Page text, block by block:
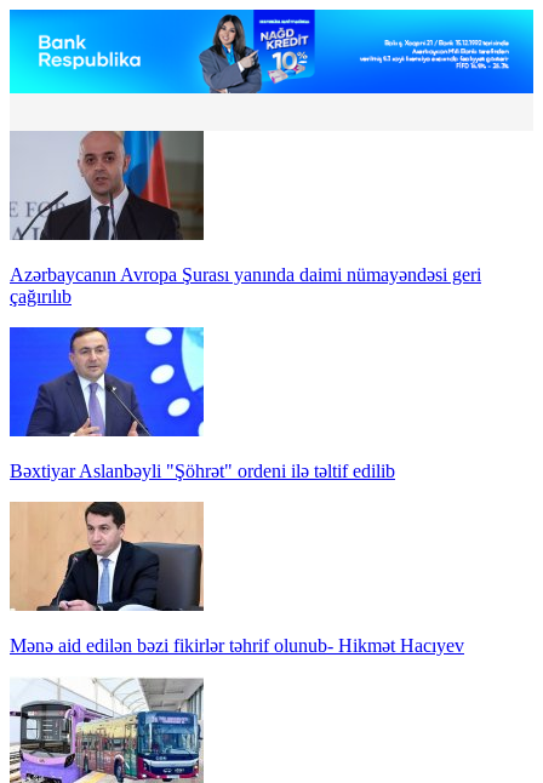
Azərbaycanın Avropa Şurası yanında daimi nümayəndəsi geri
çağırılıb
Bəxtiyar Aslanbəyli "Şöhrət" ordeni ilə təltif edilib
Mənə aid edilən bəzi fikirlər təhrif olunub- Hikmət Hacıyev